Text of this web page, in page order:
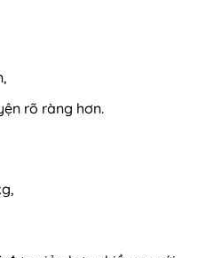
rõ ràng hơn.